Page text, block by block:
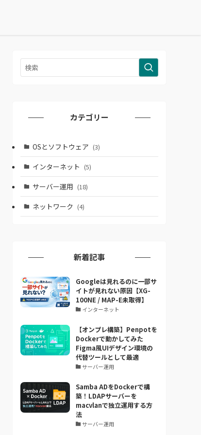
カテゴリー
OSとソフトウェア (3)
インターネット (5)
サーバー運用 (18)
ネットワーク (4)
新着記事
Googleは見れるのに一部サ
イトが見れない原因【XG-
100NE / MAP-E未取得】
インターネット
【オンプレ構築】Penpotを
Dockerで動かしてみた
Figma風UIデザイン環境の
代替ツールとして最適
サーバー運用
Samba ADをDockerで構
築！LDAPサーバーを
macvlanで独立運用する方
法
サーバー運用